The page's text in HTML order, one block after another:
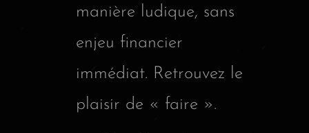
manière ludique, sans
enjeu financier
immédiat. Retrouvez le
plaisir de « faire ».